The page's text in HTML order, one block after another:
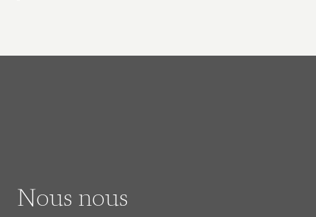
Nous nous